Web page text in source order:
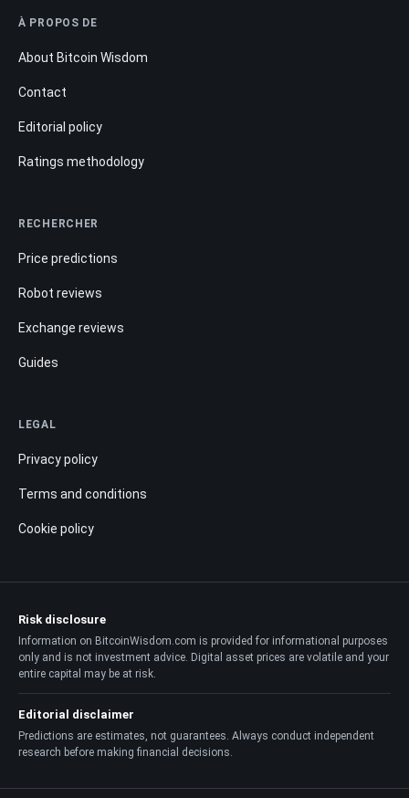
À PROPOS DE
About Bitcoin Wisdom
Contact
Editorial policy
Ratings methodology
RECHERCHER
Price predictions
Robot reviews
Exchange reviews
Guides
LEGAL
Privacy policy
Terms and conditions
Cookie policy
Risk disclosure
Information on BitcoinWisdom.com is provided for informational purposes
only and is not investment advice. Digital asset prices are volatile and your
entire capital may be at risk.
Editorial disclaimer
Predictions are estimates, not guarantees. Always conduct independent
research before making financial decisions.